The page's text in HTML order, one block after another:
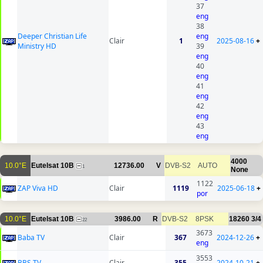
Deeper Christian Life
Ministry HD
Clair 1
37
eng
38
eng
39
eng
40
eng
41
eng
42
eng
43
eng
2025-08-16+
10.0°E Eutelsat 10B 1 12736.00 V DVB-S2 AUTO
4000
None
ZAP Viva HD Clair 1119
1122
por
2025-06-18+
10.0°E Eutelsat 10B 22 3986.00 R DVB-S2 8PSK 18260 3/4
Baba TV Clair 367
3673
eng
2024-12-26+
3553